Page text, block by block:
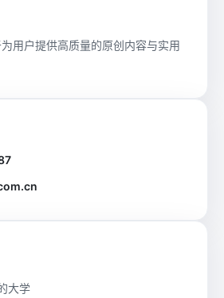
用户提供高质量的原创内容与实用
大学